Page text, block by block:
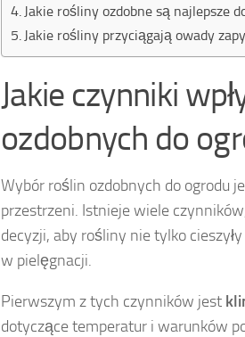
Jakie rośliny ozdobne są najlepsze
Jakie rośliny przyciągają owady
Jakie czynniki
ozdobnych do
Wybór roślin ozdobnych do ogrodu
przestrzeni. Istnieje wiele
decyzji, aby rośliny nie tylko
w pielęgnacji.
Pierwszym z tych czynników jest
dotyczące temperatur i warunków